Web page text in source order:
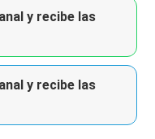
y recibe las
y recibe las